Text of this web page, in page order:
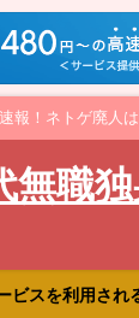
！ネトゲ廃
職
スを利用さ